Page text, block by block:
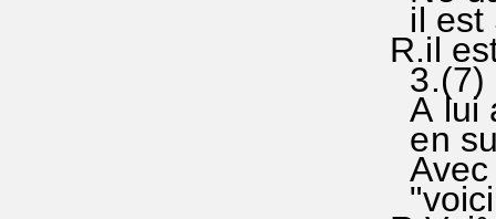
il est
R.il
3.(7)
A lui
en
Avec
"voici